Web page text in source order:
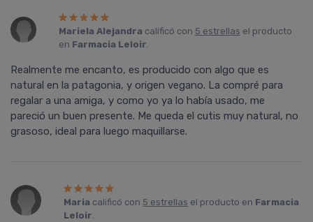
Mariela Alejandra calificó con 5 estrellas el producto
en Farmacia Leloir.
Realmente me encanto, es producido con algo que es
natural en la patagonia, y origen vegano. La compré para
regalar a una amiga, y como yo ya lo había usado, me
pareció un buen presente. Me queda el cutis muy natural, no
grasoso, ideal para luego maquillarse.
Maria calificó con 5 estrellas el producto en Farmacia
Leloir.